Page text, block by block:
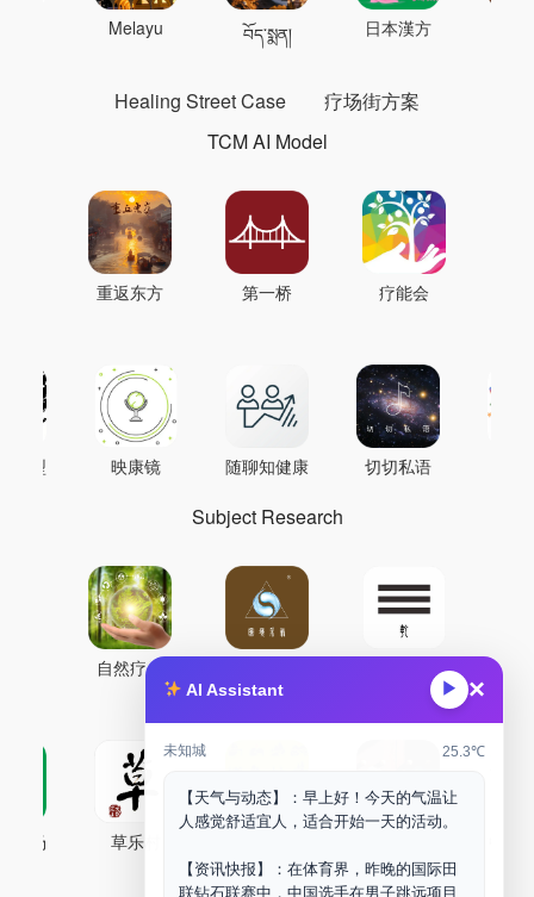
AI Assistant ▶ ×
未知城 25.3℃
【天气与动态】：早上好！今天的气温让
人感觉舒适宜人，适合开始一天的活动。
【资讯快报】：在体育界，昨晚的国际田
联钻石联赛中，中国选手在男子跳远项目
Melayu བོད་སྨན། 日本漢方
Healing Street Case
疗场街方案
TCM AI Model
重返东方 第一桥 疗能会
模型 映康镜 随聊知健康 切切私语
Subject Research
自然疗能 鼐龙实验室
药场 草乐村